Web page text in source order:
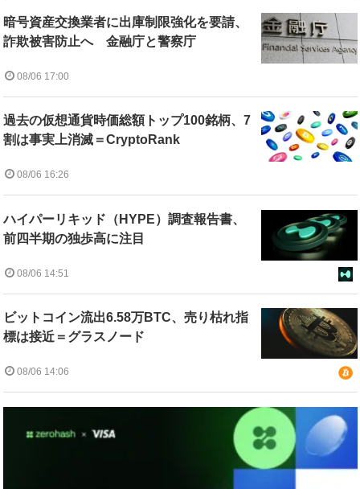
暗号資産交換業者に出庫制限強化を要請、
詐欺被害防止へ 金融庁と警察庁
08/06 17:00
過去の仮想通貨時価総額トップ100銘柄、7
割は事実上消滅＝CryptoRank
08/06 16:26
ハイパーリキッド（HYPE）調査報告書、
前四半期の独歩高に注目
08/06 14:51
ビットコイン流出6.58万BTC、売り枯れ指
標は接近＝グラスノード
08/06 14:06